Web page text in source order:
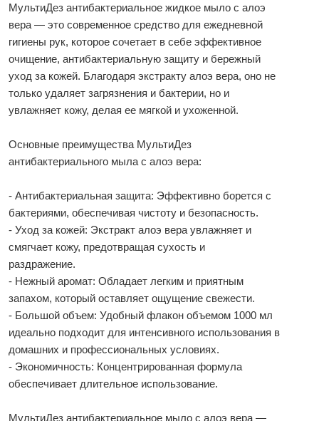
МультиДез антибактериальное жидкое мыло с алоэ
вера — это современное средство для ежедневной
гигиены рук, которое сочетает в себе эффективное
очищение, антибактериальную защиту и бережный
уход за кожей. Благодаря экстракту алоэ вера, оно не
только удаляет загрязнения и бактерии, но и
увлажняет кожу, делая ее мягкой и ухоженной.
Основные преимущества МультиДез
антибактериального мыла с алоэ вера:
- Антибактериальная защита: Эффективно борется с
бактериями, обеспечивая чистоту и безопасность.
- Уход за кожей: Экстракт алоэ вера увлажняет и
смягчает кожу, предотвращая сухость и
раздражение.
- Нежный аромат: Обладает легким и приятным
запахом, который оставляет ощущение свежести.
- Большой объем: Удобный флакон объемом 1000 мл
идеально подходит для интенсивного использования в
домашних и профессиональных условиях.
- Экономичность: Концентрированная формула
обеспечивает длительное использование.
МультиДез антибактериальное мыло с алоэ вера —